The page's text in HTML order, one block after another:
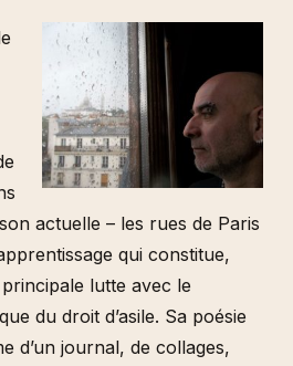
actuelle – les rues de Paris
qui constitue,
lutte avec le
du droit d’asile. Sa poésie
d’un journal, de collages,